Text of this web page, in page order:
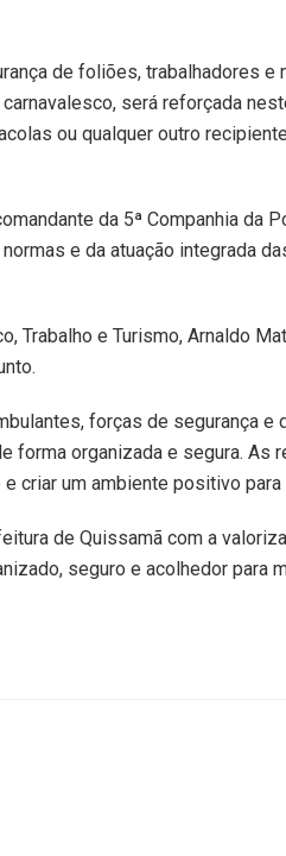
de foliões, trabalhadores e
será reforçada
ou qualquer outro
da 5ª Companhia da
e da atuação integrada
Trabalho e Turismo, Arnaldo
forças de segurança e
forma organizada e segura. As
criar um ambiente positivo
de Quissamã com a
seguro e acolhedor para